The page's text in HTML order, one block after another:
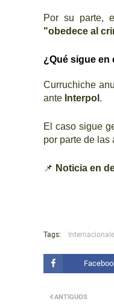
Por su parte,
"obedece al
¿Qué sigue en
Curruchiche
ante Interpol .
El caso sigue
por parte de las
📌 Noticia en
Tags:
ANTIGUOS